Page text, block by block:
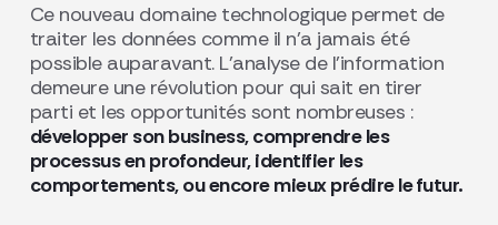
Ce nouveau domaine technologique permet de
traiter les données comme il n’a jamais été
possible auparavant. L’analyse de l’information
demeure une révolution pour qui sait en tirer
parti et les opportunités sont nombreuses :
développer son business, comprendre les
processus en profondeur, identifier les
comportements, ou encore mieux prédire le futur.